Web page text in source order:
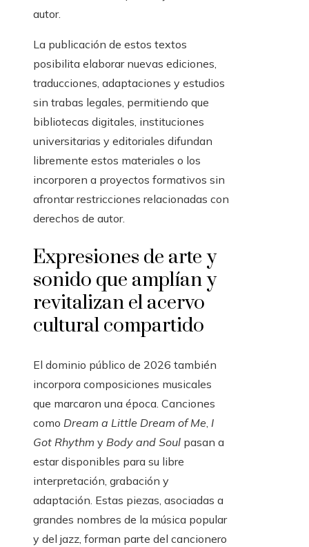
autor.
La publicación de estos textos
posibilita elaborar nuevas ediciones,
traducciones, adaptaciones y estudios
sin trabas legales, permitiendo que
bibliotecas digitales, instituciones
universitarias y editoriales difundan
libremente estos materiales o los
incorporen a proyectos formativos sin
afrontar restricciones relacionadas con
derechos de autor.
Expresiones de arte y
sonido que amplían y
revitalizan el acervo
cultural compartido
El dominio público de 2026 también
incorpora composiciones musicales
que marcaron una época. Canciones
como Dream a Little Dream of Me, I
Got Rhythm y Body and Soul pasan a
estar disponibles para su libre
interpretación, grabación y
adaptación. Estas piezas, asociadas a
grandes nombres de la música popular
y del jazz, forman parte del cancionero